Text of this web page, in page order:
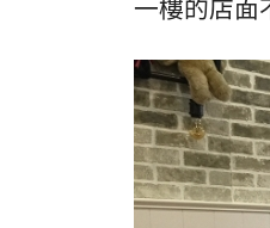
一樓的店面